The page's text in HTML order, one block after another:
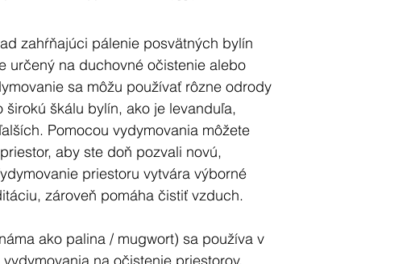
zahŕňajúci pálenie posvätných bylín
určený na duchovné očistenie alebo
sa môžu používať rôzne odrody
širokú škálu bylín, ako je levanduľa,
Pomocou vydymovania môžete
aby ste doň pozvali novú,
priestoru vytvára výborné
zároveň pomáha čistiť vzduch.
ako palina / mugwort) sa používa v